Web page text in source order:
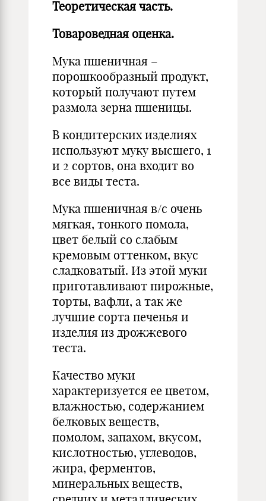
Теоретическая часть.
Товароведная оценка.
Мука пшеничная –
порошкообразный продукт,
который получают путем
размола зерна пшеницы.
В кондитерских изделиях
используют муку высшего, 1
и 2 сортов, она входит во
все виды теста.
Мука пшеничная в/с очень
мягкая, тонкого помола,
цвет белый со слабым
кремовым оттенком, вкус
сладковатый. Из этой муки
приготавливают пирожные,
торты, вафли, а так же
лучшие сорта печенья и
изделия из дрожжевого
теста.
Качество муки
характеризуется ее цветом,
влажностью, содержанием
белковых веществ,
помолом, запахом, вкусом,
кислотностью, углеводов,
жира, ферментов,
минеральных веществ,